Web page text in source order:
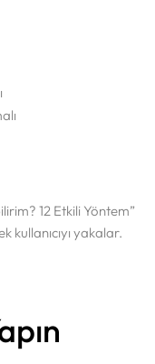
12 Etkili Yöntem”
kullanıcıyı yakalar.